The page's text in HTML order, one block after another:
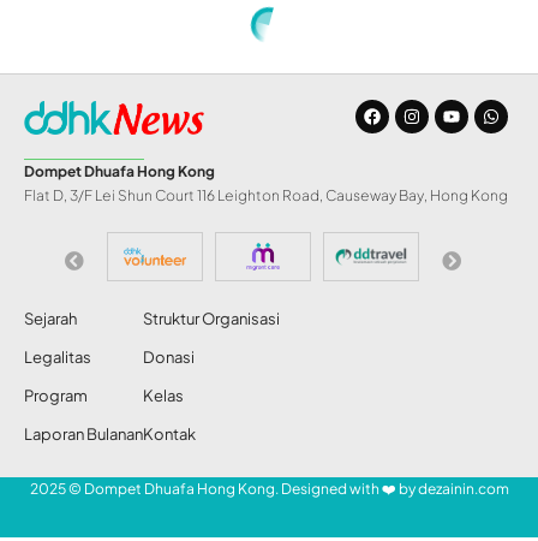
Zainuddin MZ Bersumpah Tak Pernah Perkosa Aida Saskia
INFO DD
Zainuddin MZ
Bersumpah Tak
Pernah Perkosa Aida
Saskia
Redaksi DDHK News
Dai kondang KH. Zainuddin MZ membantah